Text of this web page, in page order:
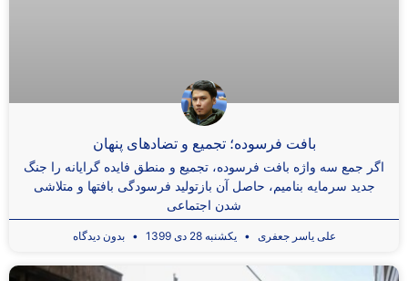
بافت فرسوده؛ تجمیع و تضادهای پنهان
اگر جمع سه واژه بافت فرسوده، تجمیع و منطق فایده گرایانه را جنگ
جدید سرمایه بنامیم، حاصل آن بازتولید فرسودگی بافتها و متلاشی
شدن اجتماعی
علی یاسر جعفری یکشنبه 28 دی 1399 بدون دیدگاه